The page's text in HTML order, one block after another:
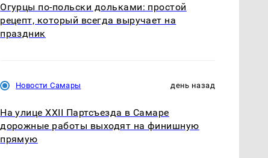
Огурцы по‑польски дольками: простой
рецепт, который всегда выручает на
праздник
Новости Самары день назад
На улице XXII Партсъезда в Самаре
дорожные работы выходят на финишную
прямую